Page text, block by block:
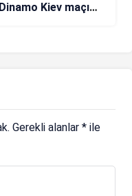
Dinamo Kiev maçı
Gerekli alanlar * ile